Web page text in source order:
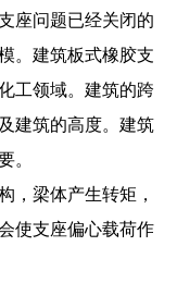
座问题已经关闭的
。建筑板式橡胶支
工领域。建筑的跨
建筑的高度。建筑
。
，梁体产生转矩，
使支座偏心载荷作